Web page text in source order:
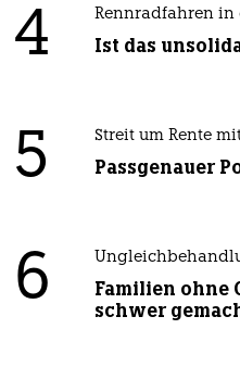
4 Rennradfahren in
Ist das
5 Streit um Rente
Passgenauer
6
Familien ohne
schwer